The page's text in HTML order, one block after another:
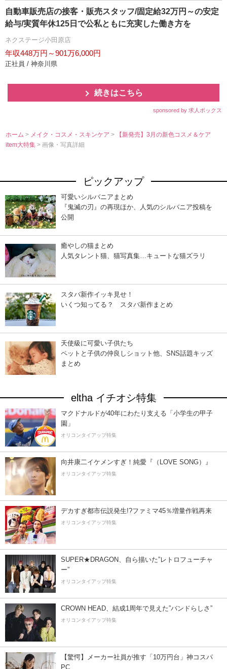
自動車販売店の接客・販売スタッフ/固定給32万円～の安定
給与/実質年休125日で公私ともに充実した働き方を
ネクステージ小田原店
年収448万円～901万6,000円
正社員 / 神奈川県
続きはこちら
sponsored by 求人ボックス
ホーム > メイク・コスメ・スキンケア>
【新発売】3月の新色コスメ＆ケア
item大特集> 画像・写真詳細
ピックアップ
可愛いシルバニアまとめ
『鬼滅の刃』の再現ほか、人気のシルバニア投稿を
公開
癒やしの猫まとめ
人気タレント猫、猫写真集…キュートな猫ズラリ
スタバ新作イッキ見せ！
いくつ知ってる？ スタバ新作まとめ
天使級に可愛い子供たち
ペットと子供の仲良しショット他、SNS話題キッズ
まとめ
eltha イチオシ特集
マクドナルドが40年にわたり支える「小学生の甲子
園」
オリコンタイアップ特集
向井康二イケメンすぎ！純愛『（LOVE SONG）』
オリコンタイアップ特集
デカすぎ都市伝説発生!?ファミマ45％増量作戦再来
オリコンタイアップ特集
SUPER★DRAGON、自ら描いた”レトロフューチャ
ー”
オリコンタイアップ特集
CROWN HEAD、結成1周年で見えた”バンドらしさ”
オリコンタイアップ特集
【驚愕】メーカー社員が推す「10万円台」神コスパ
PC